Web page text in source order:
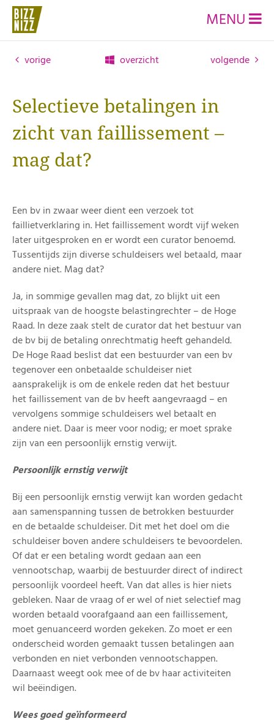
MENU
vorige overzicht volgende
Selectieve betalingen in
zicht van faillissement –
mag dat?
Een bv in zwaar weer dient een verzoek tot
faillietverklaring in. Het faillissement wordt vijf weken
later uitgesproken en er wordt een curator benoemd.
Tussentijds zijn diverse schuldeisers wel betaald, maar
andere niet. Mag dat?
Ja, in sommige gevallen mag dat, zo blijkt uit een
uitspraak van de hoogste belastingrechter – de Hoge
Raad. In deze zaak stelt de curator dat het bestuur van
de bv bij de betaling onrechtmatig heeft gehandeld.
De Hoge Raad beslist dat een bestuurder van een bv
tegenover een onbetaalde schuldeiser niet
aansprakelijk is om de enkele reden dat het bestuur
het faillissement van de bv heeft aangevraagd – en
vervolgens sommige schuldeisers wel betaalt en
andere niet. Daar is meer voor nodig; er moet sprake
zijn van een persoonlijk ernstig verwijt.
Persoonlijk ernstig verwijt
Bij een persoonlijk ernstig verwijt kan worden gedacht
aan samenspanning tussen de betrokken bestuurder
en de betaalde schuldeiser. Dit met het doel om die
schuldeiser boven andere schuldeisers te bevoordelen.
Of dat er een betaling wordt gedaan aan een
vennootschap, waarbij de bestuurder direct of indirect
persoonlijk voordeel heeft. Van dat alles is hier niets
gebleken. Naar de vraag of er wel of niet selectief mag
worden betaald voorafgaand aan een faillissement,
moet genuanceerd worden gekeken. Zo moet er een
onderscheid worden gemaakt tussen betalingen aan
verbonden en niet verbonden vennootschappen.
Daarnaast weegt ook mee of de bv haar activiteiten
wil beëindigen.
Wees goed geïnformeerd